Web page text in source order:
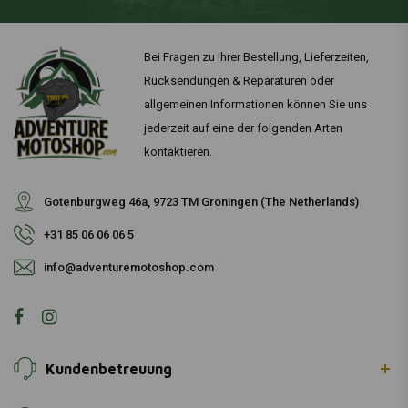
Bei Fragen zu Ihrer Bestellung, Lieferzeiten,
Rücksendungen & Reparaturen oder
allgemeinen Informationen können Sie uns
jederzeit auf eine der folgenden Arten
kontaktieren.
Gotenburgweg 46a, 9723 TM Groningen (The Netherlands)
+31 85 06 06 06 5
info@adventuremotoshop.com
Kundenbetreuung